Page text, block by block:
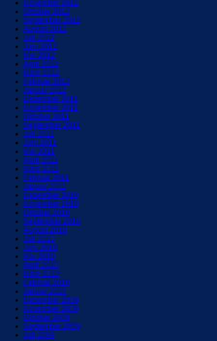
November 2012
Oktober 2012
September 2012
August 2012
Juli 2012
Juni 2012
Mai 2012
April 2012
März 2012
Februar 2012
Januar 2012
Dezember 2011
November 2011
Oktober 2011
September 2011
Juli 2011
Juni 2011
Mai 2011
April 2011
März 2011
Februar 2011
Januar 2011
Dezember 2010
November 2010
Oktober 2010
September 2010
August 2010
Juli 2010
Juni 2010
Mai 2010
April 2010
März 2010
Februar 2010
Januar 2010
Dezember 2009
November 2009
Oktober 2009
September 2009
Juli 2009